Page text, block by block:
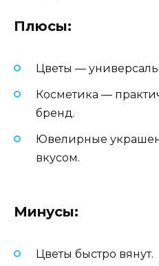
Плюсы:
Цветы —
Косметика —
бренд.
Ювелирные
вкусом.
Минусы:
Цветы быстро вянут.